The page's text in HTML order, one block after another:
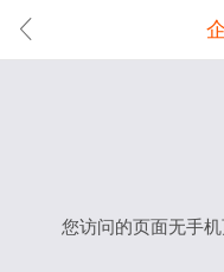
您访问的页面无手